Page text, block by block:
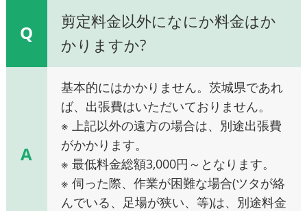
Q
剪定料金以外になにか料金はか
かりますか?
A
基本的にはかかりません。茨城県であれ
ば、出張費はいただいておりません。
※ 上記以外の遠方の場合は、別途出張費
がかかります。
※ 最低料金総額3,000円～となります。
※ 伺った際、作業が困難な場合(ツタが絡
んでいる、足場が狭い、等)は、別途料金